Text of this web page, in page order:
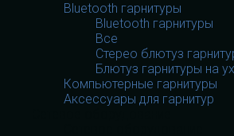
Bluetooth гарнитуры
Bluetooth гарнитуры
Все
Стерео блютуз
Блютуз гарнитуры на
Компьютерные гарнитуры
Аксессуары для гарнитур